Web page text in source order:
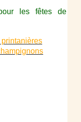
les fêtes de
printanières